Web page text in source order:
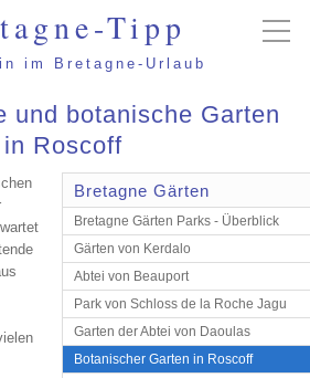
Tipp
im Bretagne-Urlaub
und botanische Garten
in Roscoff
Bretagne Gärten
Bretagne Gärten Parks - Überblick
Gärten von Kerdalo
Abtei von Beauport
Park von Schloss de la Roche Jagu
Garten der Abtei von Daoulas
Botanischer Garten in Roscoff